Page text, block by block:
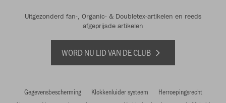
Uitgezonderd fan-, Organic- & Doubletex-artikelen en reeds
afgeprijsde artikelen
WORD NU LID VAN DE CLUB
Gegevensbescherming Klokkenluider systeem
Herroepingsrecht